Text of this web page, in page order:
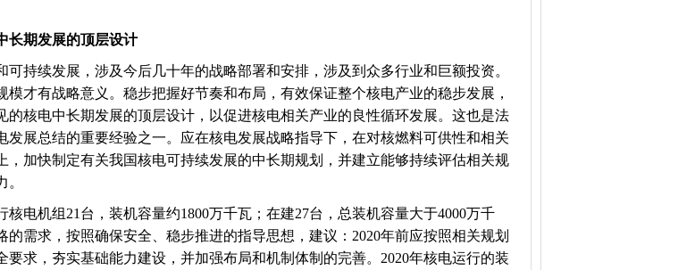
长期发展的顶层设计
续发展，涉及今后几十年的战略部署和安排，涉及到众多行业和巨额投资。
模才有战略意义。稳步把握好节奏和布局，有效保证整个核电产业的稳步发展，
的核电中长期发展的顶层设计，以促进核电相关产业的良性循环发展。这也是法
发展总结的重要经验之一。应在核电发展战略指导下，在对核燃料可供性和相关
，加快制定有关我国核电可持续发展的中长期规划，并建立能够持续评估相关规
机组21台，装机容量约1800万千瓦；在建27台，总装机容量大于4000万千
的需求，按照确保安全、稳步推进的指导思想，建议：2020年前应按照相关规划
要求，夯实基础能力建设，并加强布局和机制体制的完善。2020年核电运行的装